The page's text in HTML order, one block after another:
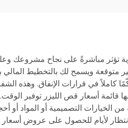
تؤثر مباشرةً على نجاح مشروعك
ويسمح لك بالتخطيط المالي
كاملاً في قرارات الإنفاق. وهذه
قائمة أسعار قص الليزر توفير
الخيارات التصميمية أو المواد
الانتظار لأيام للحصول على عروض